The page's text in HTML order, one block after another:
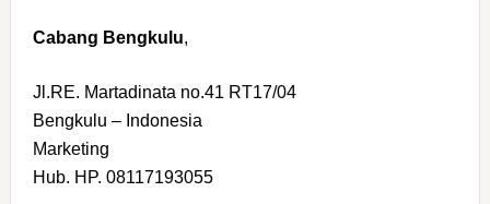
Cabang Bengkulu,
Jl.RE. Martadinata no.41 RT17/04
Bengkulu – Indonesia
Marketing
Hub. HP. 08117193055